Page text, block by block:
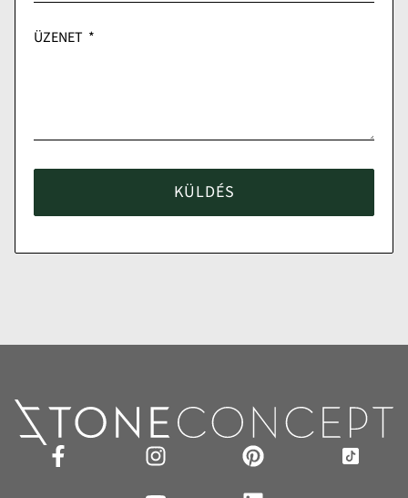
ÜZENET
KÜLDÉS